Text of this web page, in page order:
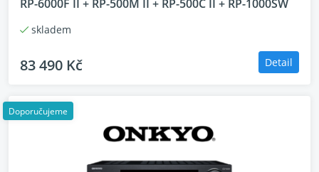
RP-6000F II + RP-500M II + RP-500C II + RP-1000SW
skladem
83 490 Kč Detail
Doporučujeme